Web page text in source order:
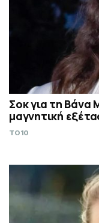
Σoκ για τη Βάνα
μαγνητική
TO10